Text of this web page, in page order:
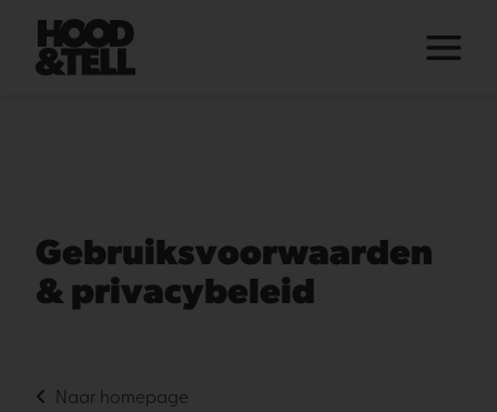
Gebruiksvoorwaarden
& privacybeleid
Naar homepage